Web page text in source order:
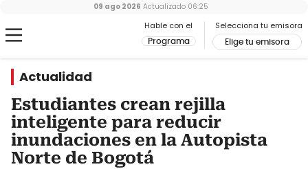
Hable con el
Programa
Selecciona tu emisora
Elige tu emisora
09 ago 2026 Actualizado 06:25
Actualidad
Estudiantes crean rejilla
inteligente para reducir
inundaciones en la Autopista
Norte de Bogotá